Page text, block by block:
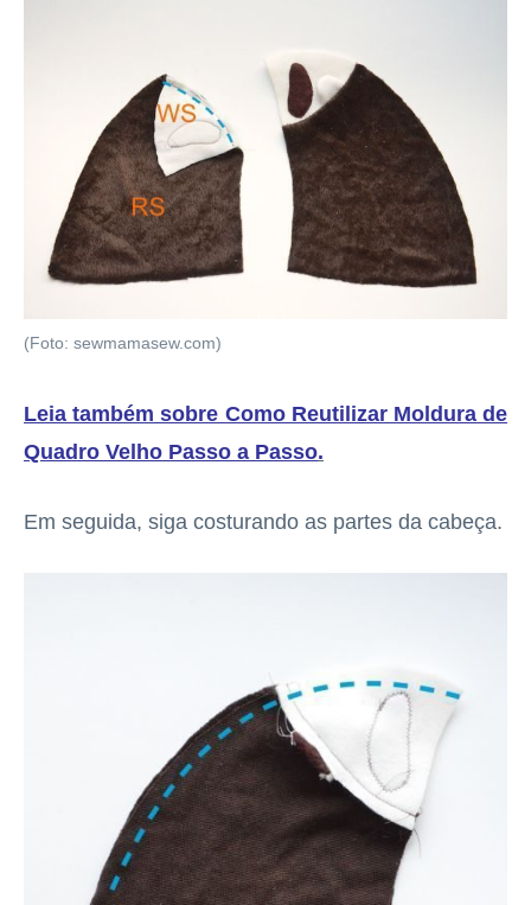
(Foto: sewmamasew.com)
Leia também sobre Como Reutilizar Moldura de
Quadro Velho Passo a Passo.
Em seguida, siga costurando as partes da cabeça.